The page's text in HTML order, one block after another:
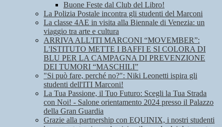
Buone Feste dal Club del Libro!
La Polizia Postale incontra gli studenti del Marconi
La classe 4AE in visita alla Biennale di Venezia: un
viaggio tra arte e cultura
ARRIVA ALL'ITI MARCONI “MOVEMBER”:
L'ISTITUTO METTE I BAFFI E SI COLORA DI
BLU PER LA CAMPAGNA DI PREVENZIONE
DEI TUMORI “MASCHILI”
"Si può fare, perché no?": Niki Leonetti ispira gli
studenti dell'ITI Marconi!
La Tua Passione, il Tuo Futuro: Scegli la Tua Strada
con Noi! - Salone orientamento 2024 presso il Palazzo
della Gran Guardia
Grazie alla partnership con EQUINIX, i nostri studenti